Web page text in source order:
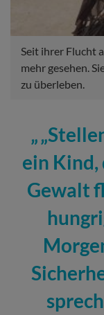
Seit ihrer Flucht
mehr gesehen.
zu überleben.
ein
Gewalt